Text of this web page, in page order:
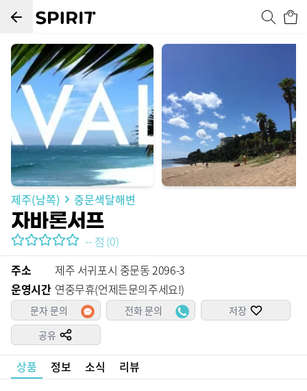
제주(남쪽) 중문색달해변
자바론서프
-- 점 (0)
주소
제주 서귀포시 중문동 2096-3
운영시간 연중무휴(언제든문의주세요!)
문자 문의 전화 문의
저장
공유
상품 정보 소식 리뷰